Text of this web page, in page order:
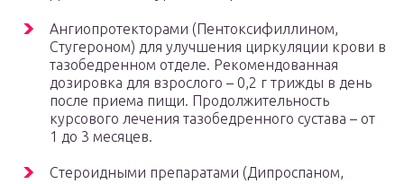
Ангиопротекторами (Пентоксифиллином,
Стугероном) для улучшения циркуляции крови в
тазобедренном отделе. Рекомендованная
дозировка для взрослого – 0,2 г трижды в день
после приема пищи. Продолжительность
курсового лечения тазобедренного сустава – от
1 до 3 месяцев.
Стероидными препаратами (Дипроспаном,